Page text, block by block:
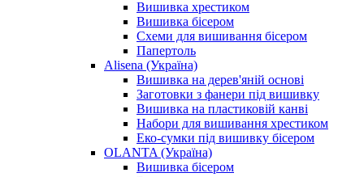
Вишивка хрестиком
Вишивка бісером
Схеми для вишивання бісером
Папертоль
Alisena (Україна)
Вишивка на дерев'яній основі
Заготовки з фанери під вишивку
Вишивка на пластиковій канві
Набори для вишивання хрестиком
Еко-сумки під вишивку бісером
OLANTA (Україна)
Вишивка бісером